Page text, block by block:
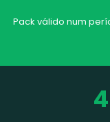
Pack válido num